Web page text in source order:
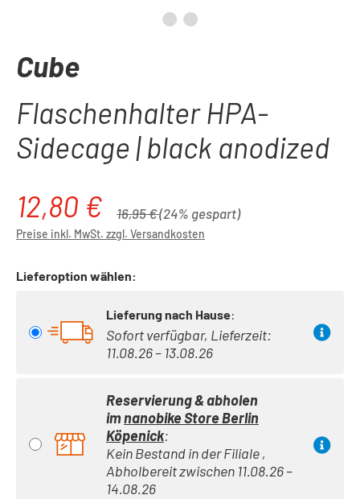
Cube
Flaschenhalter HPA-
Sidecage | black anodized
Verkaufspreis:
12,80 € Regulärer Preis:
16,95 €(24% gespart)
Preise inkl. MwSt. zzgl. Versandkosten
Lieferoption wählen:
Lieferung nach Hause:
Sofort verfügbar, Lieferzeit:
11.08.26 – 13.08.26
Reservierung & abholen
imnanobike Store Berlin
Köpenick:
Kein Bestand in der Filiale ,
Abholbereit zwischen 11.08.26 –
14.08.26